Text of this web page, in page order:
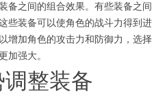
备之间的组合效果。有些装备之间
些装备可以使角色的战斗力得到进
增加角色的攻击力和防御力，选择
加强大。
整装备